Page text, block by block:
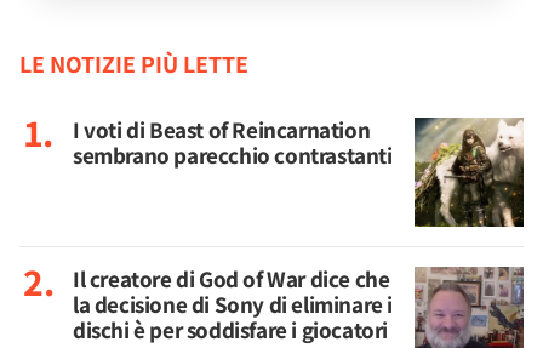
LE NOTIZIE PIÙ LETTE
I voti di Beast of Reincarnation
sembrano parecchio contrastanti
Il creatore di God of War dice che
la decisione di Sony di eliminare i
dischi è per soddisfare i giocatori